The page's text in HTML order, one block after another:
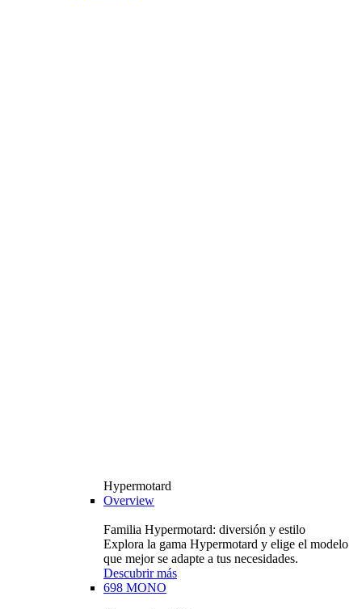
Hypermotard
Overview
Familia Hypermotard: diversión y estilo
Explora la gama Hypermotard y elige el modelo
que mejor se adapte a tus necesidades.
Descubrir más
698 MONO